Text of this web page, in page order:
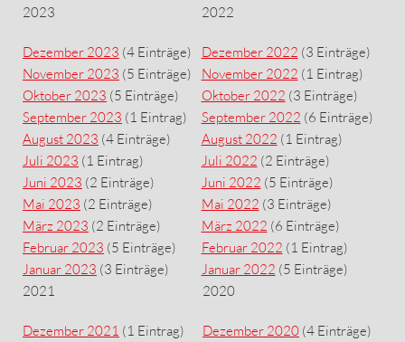
2023
Dezember 2023 (4 Einträge)
November 2023 (5 Einträge)
Oktober 2023 (5 Einträge)
September 2023 (1 Eintrag)
August 2023 (4 Einträge)
Juli 2023 (1 Eintrag)
Juni 2023 (2 Einträge)
Mai 2023 (2 Einträge)
März 2023 (2 Einträge)
Februar 2023 (5 Einträge)
Januar 2023 (3 Einträge)
2022
Dezember 2022 (3 Einträge)
November 2022 (1 Eintrag)
Oktober 2022 (3 Einträge)
September 2022 (6 Einträge)
August 2022 (1 Eintrag)
Juli 2022 (2 Einträge)
Juni 2022 (5 Einträge)
Mai 2022 (3 Einträge)
März 2022 (6 Einträge)
Februar 2022 (1 Eintrag)
Januar 2022 (5 Einträge)
2021
Dezember 2021 (1 Eintrag)
2020
Dezember 2020 (4 Einträge)